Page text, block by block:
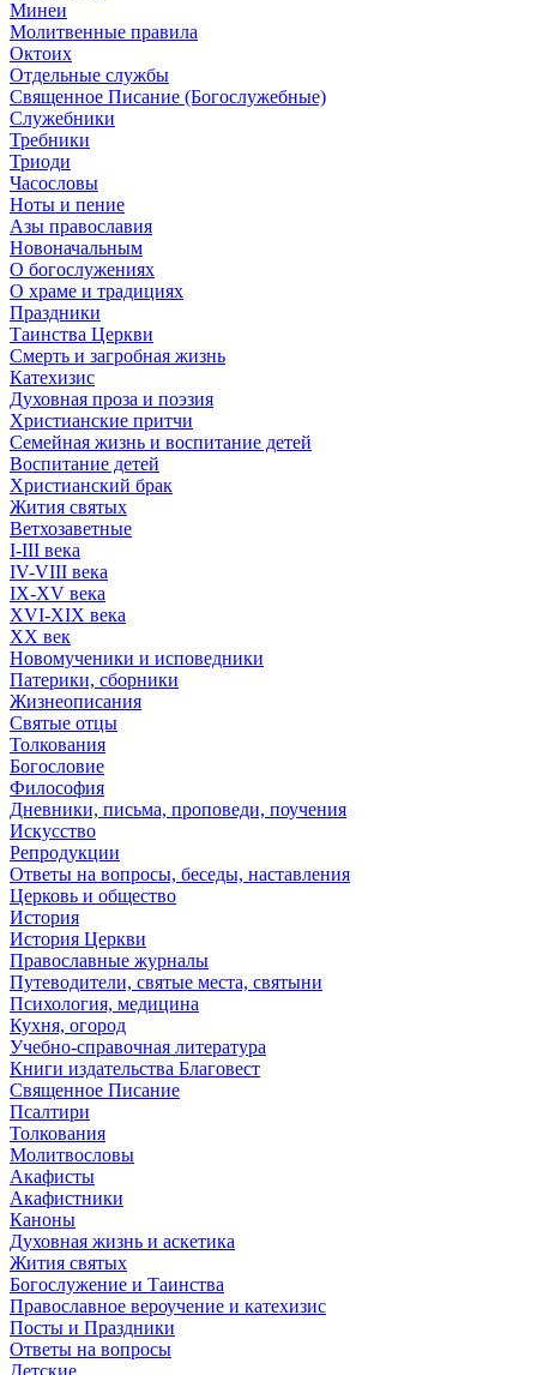
Минеи
Молитвенные правила
Октоих
Отдельные службы
Священное Писание (Богослужебные)
Служебники
Требники
Триоди
Часословы
Ноты и пение
Азы православия
Новоначальным
О богослужениях
О храме и традициях
Праздники
Таинства Церкви
Смерть и загробная жизнь
Катехизис
Духовная проза и поэзия
Христианские притчи
Семейная жизнь и воспитание детей
Воспитание детей
Христианский брак
Жития святых
Ветхозаветные
I-III века
IV-VIII века
IX-XV века
XVI-XIX века
XX век
Новомученики и исповедники
Патерики, сборники
Жизнеописания
Святые отцы
Толкования
Богословие
Философия
Дневники, письма, проповеди, поучения
Искусство
Репродукции
Ответы на вопросы, беседы, наставления
Церковь и общество
История
История Церкви
Православные журналы
Путеводители, святые места, святыни
Психология, медицина
Кухня, огород
Учебно-справочная литература
Книги издательства Благовест
Священное Писание
Псалтири
Толкования
Молитвословы
Акафисты
Акафистники
Каноны
Духовная жизнь и аскетика
Жития святых
Богослужение и Таинства
Православное вероучение и катехизис
Посты и Праздники
Ответы на вопросы
Детские